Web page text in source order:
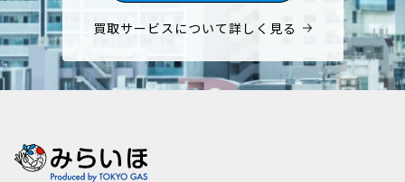
買取サービスについて詳しく見る